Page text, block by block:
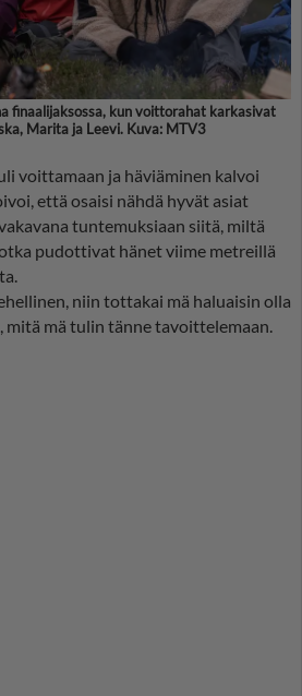
finaalijaksossa, kun voittorahat karkasivat
Marita ja Leevi. Kuva: MTV3
voittamaan ja häviäminen kalvoi
että osaisi nähdä hyvät asiat
tuntemuksiaan siitä, miltä
pudottivat hänet viime metreillä
niin tottakai mä haluaisin olla
mitä mä tulin tänne tavoittelemaan.